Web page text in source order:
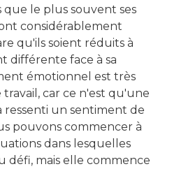
que le plus souvent ses
considérablement
qu'ils soient réduits à
différente face à sa
émotionnel est très
car ce n'est qu'une
ressenti un sentiment de
pouvons commencer à
dans lesquelles
défi, mais elle commence